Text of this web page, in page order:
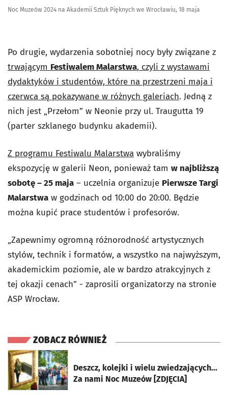
Noc Muzeów 2024 na Akademii Sztuk Pięknych we Wrocławiu, 18 maja
Po drugie, wydarzenia sobotniej nocy były związane z
trwającym Festiwalem Malarstwa, czyli z wystawami
dydaktyków i studentów, które na przestrzeni maja i
czerwca są pokazywane w różnych galeriach. Jedną z
nich jest „Przełom” w Neonie przy ul. Traugutta 19
(parter szklanego budynku akademii).
Z programu Festiwalu Malarstwa wybraliśmy
ekspozycję w galerii Neon, ponieważ tam w najbliższą
sobotę – 25 maja – uczelnia organizuje Pierwsze Targi
Malarstwa w godzinach od 10:00 do 20:00. Będzie
można kupić prace studentów i profesorów.
„Zapewnimy ogromną różnorodność artystycznych
stylów, technik i formatów, a wszystko na najwyższym,
akademickim poziomie, ale w bardzo atrakcyjnych z
tej okazji cenach” - zaprosili organizatorzy na stronie
ASP Wrocław.
ZOBACZ RÓWNIEŻ
Deszcz, kolejki i wielu zwiedzających...
Za nami Noc Muzeów [ZDJĘCIA]
otworzy się w nowej karcie